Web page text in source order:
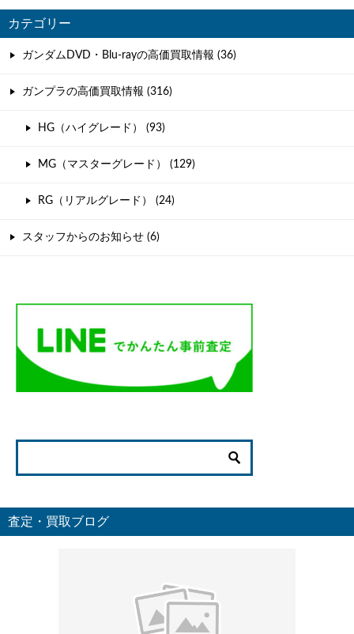
カテゴリー
ガンダムDVD・Blu-rayの高価買取情報 (36)
ガンプラの高価買取情報 (316)
HG（ハイグレード） (93)
MG（マスターグレード） (129)
RG（リアルグレード） (24)
スタッフからのお知らせ (6)
査定・買取ブログ